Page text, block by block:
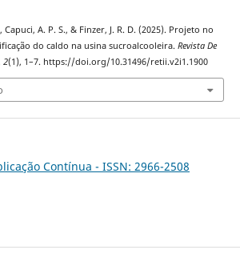
Capuci, A. P. S., & Finzer, J. R. D. (2025). Projeto no
do caldo na usina sucroalcooleira. Revista De
2(1), 1–7. https://doi.org/10.31496/retii.v2i1.1900
Contínua - ISSN: 2966-2508